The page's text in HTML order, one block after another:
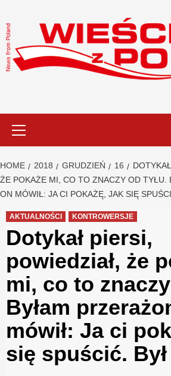
to
content
HOME 2018 GRUDZIEŃ 16
ŻE POKAŻE MI, CO TO ZNACZY OD TYŁU.
ON MÓWIŁ: JA CI POKAŻĘ, JAK SIĘ
AKTUALNOŚCI KONTROWERSJE
Dotykał piersi,
powiedział, że
mi, co to
Byłam
mówił: Ja ci
się spuścić.